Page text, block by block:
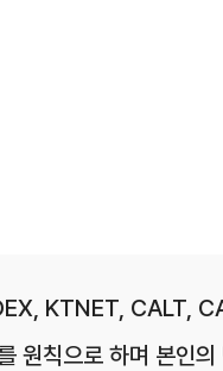
KTNET, CALT,
원칙으로 하며 본인